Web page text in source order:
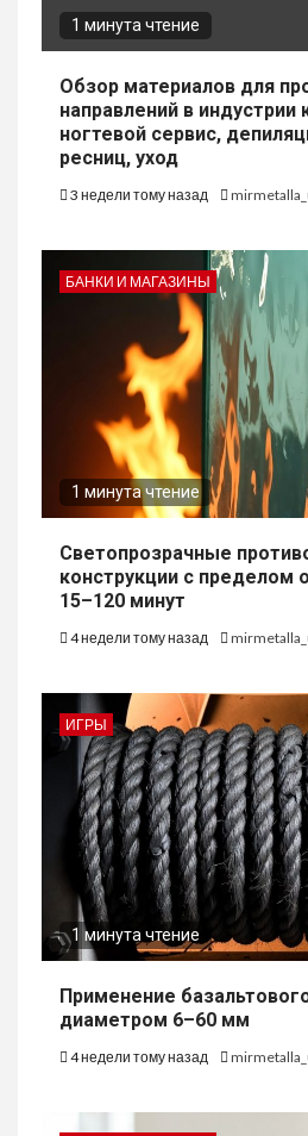
1 минута чтение
Обзор материалов для
направлений в индустрии
ногтевой сервис,
ресниц, уход
3 недели тому назад
БАНКИ И МАГАЗИНЫ
1 минута чтение
Светопрозрачные
конструкции с пределом
15–120 минут
4 недели тому назад
ИГРЫ
1 минута чтение
Применение
диаметром 6–60 мм
4 недели тому назад